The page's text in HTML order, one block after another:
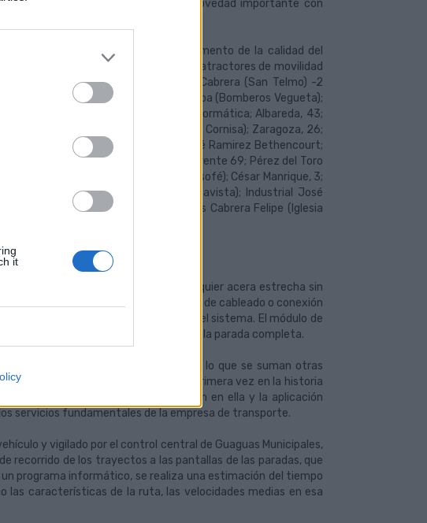
it
solar, lo que constituye una novedad importante con
más ventajosas, en términos de aumento de la calidad del
líneas en parada, proximidad a polos atractores de movilidad
39 nuevas paradas en Avda. Rafael Cabrera (San Telmo) -2
Rafael Cabrera (Teatro); Córdoba (Bomberos Vegueta);
Silva, 50; Ciencias Básicas / Informática; Albareda, 43;
Miller Bajo); Avda. Escaleritas (Club La Cornisa); Zaragoza, 26;
de Las Rehoyas); Avda. Alcalde José Ramirez Bethencourt;
La Ballena); Paseo Tomás Morales, Frente 69; Pérez del Toro
Pastora); Avda. Escaleritas (Urb. Sansofé); César Manrique, 3;
Obispo Romo (Mercado de Altavista); Industrial José
Navarro); Don Pedro Infinito, 54; Blas Cabrera Felipe (Iglesia
que permite instalarlo en casi cualquier acera estrecha sin
del sol, no necesita ningún tipo de cableado o conexión
instalación, y aumenta la fiabilidad del sistema. El módulo de
sin necesidad de cambiar la parada completa.
en 75 paradas de su red, a lo que se suman otras
en todas las paradas, por primera vez en la historia
los horarios de las líneas que paran en ella y la aplicación
servicios fundamentales de la empresa de transporte.
y vigilado por el control central de Guaguas Municipales,
recorrido de los trayectos a las pantallas de las paradas, que
programa informático, se realiza una estimación del tiempo
las características de la ruta, las velocidades medias en esa